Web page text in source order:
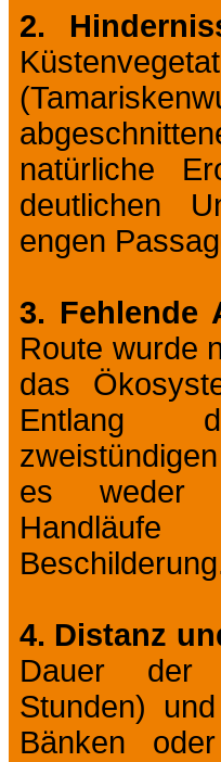
2.
natürliche
deutlichen
engen
3. Fehlende
Route wurde
das
Entlang
es weder
4. Distanz
Dauer der
Stunden)
Bänken